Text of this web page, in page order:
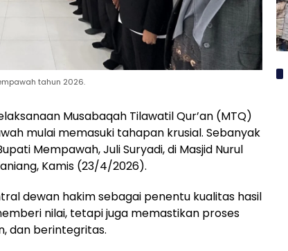
tahun 2026.
Musabaqah Tilawatil Qur’an (MTQ)
mulai memasuki tahapan krusial. Sebanyak
Mempawah, Juli Suryadi, di Masjid Nurul
Kamis (23/4/2026).
dewan hakim sebagai penentu kualitas hasil
nilai, tetapi juga memastikan proses
dan berintegritas.